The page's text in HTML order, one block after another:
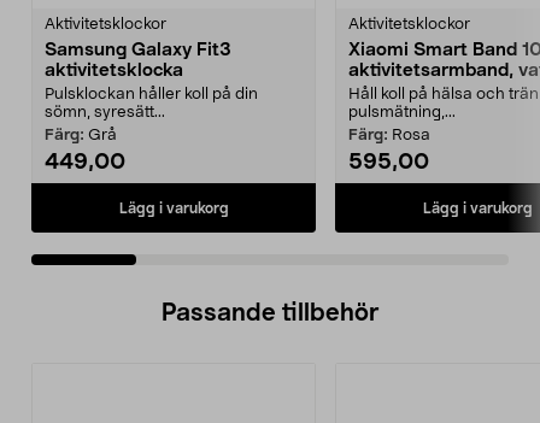
Aktivitetsklockor
Samsung Galaxy Fit3
aktivitetsklocka
Pulsklockan håller koll på din
sömn, syresätt...
Färg: Grå
449,00
Lägg i varukorg
Aktivitetsklockor
Xiaomi Smart Band
aktivitetsarmband,
Håll koll på hälsa och
pulsmätning,...
Färg: Rosa
595,00
Lägg i varukorg
Passande tillbehör